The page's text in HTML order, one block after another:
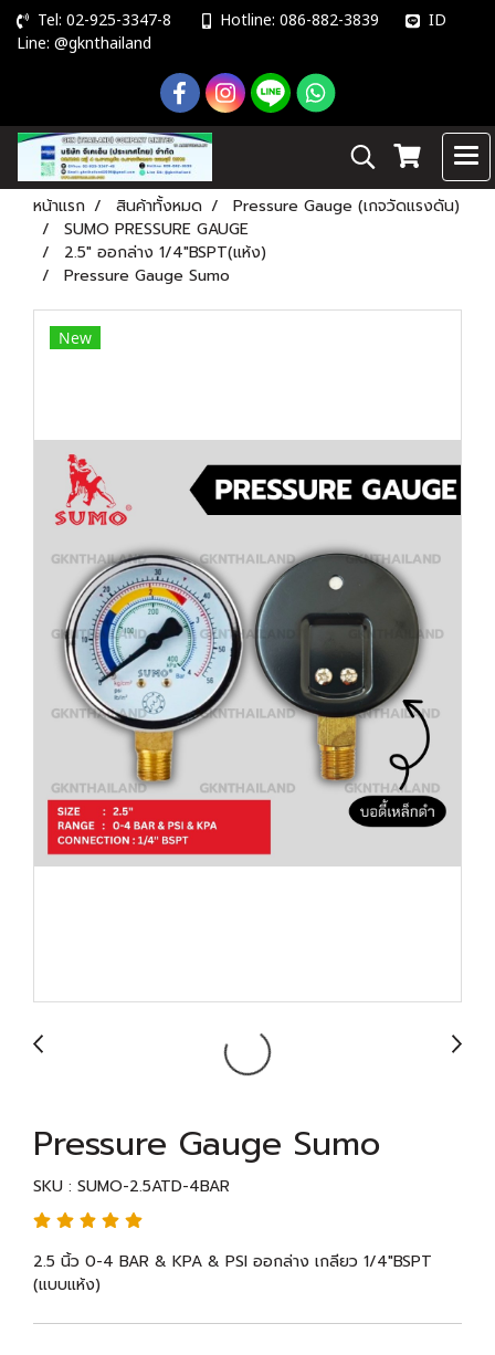
Tel: 02-925-3347-8 Hotline: 086-882-3839 ID
Line: @gknthailand
หน้าแรก สินค้าทั้งหมด
Pressure Gauge (เกจวัดแรงดัน)
SUMO PRESSURE GAUGE
2.5" ออกล่าง 1/4"BSPT(แห้ง)
Pressure Gauge Sumo
New
Pressure Gauge Sumo
SKU : SUMO-2.5ATD-4BAR
2.5 นิ้ว 0-4 BAR & KPA & PSI ออกล่าง เกลียว 1/4"BSPT
(แบบแห้ง)